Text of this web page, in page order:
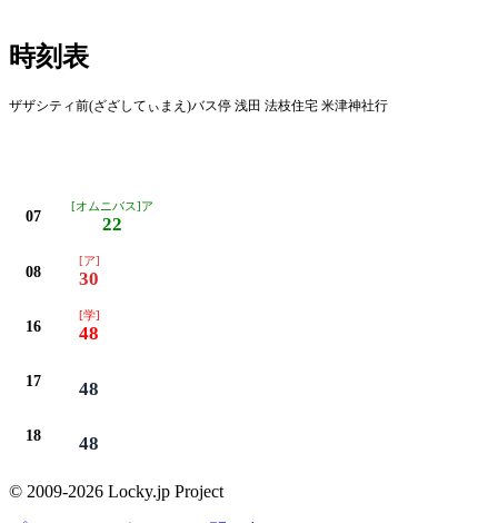
時刻表
ザザシティ前(ざざしてぃまえ)バス停 浅田 法枝住宅 米津神社行
07
[オムニバス]ア
22
08
[ア]
30
16
[学]
48
17 48
18 48
© 2009-2026 Locky.jp Project